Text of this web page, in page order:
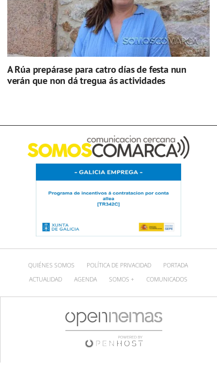
A Rúa prepárase para catro días de festa nun
verán que non dá tregua ás actividades
QUIÉNES SOMOS POLÍTICA DE PRIVACIDAD
PORTADA
ACTUALIDAD
AGENDA SOMOS + COMUNICADOS